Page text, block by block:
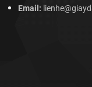
Email: